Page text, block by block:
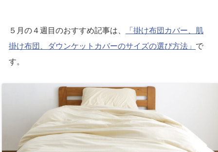
５月の４週目のおすすめ記事は、
「掛け布団カバー、肌
掛け布団、ダウンケットカバーのサイズの選び方法」 で
す。